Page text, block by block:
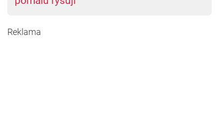
Reklama